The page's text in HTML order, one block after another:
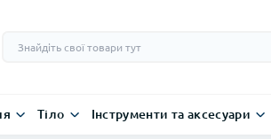
Тіло Інструменти та аксесуари